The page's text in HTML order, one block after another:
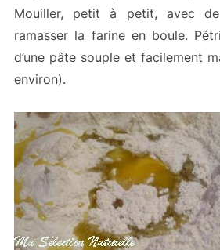
Mouiller, petit à petit, avec
ramasser la farine en boule.
d’une pâte souple et facilement
environ).